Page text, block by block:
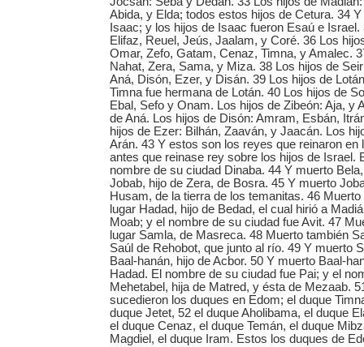
Abida, y Elda; todos estos hijos de Cetura. 34
Isaac; y los hijos de Isaac fueron Esaú e
Elifaz, Reuel, Jeús, Jaalam, y Coré. 36 Los
Omar, Zefo, Gatam, Cenaz, Timna, y Amalec.
Nahat, Zera, Sama, y Miza. 38 Los hijos de
Aná, Disón, Ezer, y Disán. 39 Los hijos de
Timna fue hermana de Lotán. 40 Los hijos de
Ebal, Sefo y Onam. Los hijos de Zibeón: Aja, y
de Aná. Los hijos de Disón: Amram, Esbán,
hijos de Ezer: Bilhán, Zaaván, y Jaacán. Los
Arán. 43 Y estos son los reyes que reinaron en
antes que reinase rey sobre los hijos de Israel.
nombre de su ciudad Dinaba. 44 Y muerto
Jobab, hijo de Zera, de Bosra. 45 Y muerto
Husam, de la tierra de los temanitas. 46
lugar Hadad, hijo de Bedad, el cual hirió a
Moab; y el nombre de su ciudad fue Avit. 47
lugar Samla, de Masreca. 48 Muerto también
Saúl de Rehobot, que junto al río. 49 Y muerto
Baal-hanán, hijo de Acbor. 50 Y muerto Baal-
Hadad. El nombre de su ciudad fue Pai; y el
Mehetabel, hija de Matred, y ésta de Mezaab.
sucedieron los duques en Edom; el duque
duque Jetet, 52 el duque Aholibama, el duque
el duque Cenaz, el duque Temán, el duque
Magdiel, el duque Iram. Estos los duques de